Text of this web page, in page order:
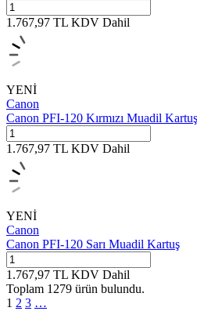
1.767,97 TL KDV Dahil
YENİ
Canon
Canon PFI-120 Kırmızı Muadil Kartuş
1.767,97 TL KDV Dahil
YENİ
Canon
Canon PFI-120 Sarı Muadil Kartuş
1.767,97 TL KDV Dahil
Toplam 1279 ürün bulundu.
1 2 3 …